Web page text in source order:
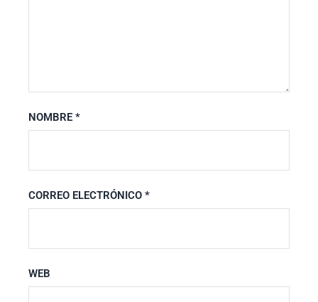
NOMBRE*
CORREO ELECTRÓNICO*
WEB